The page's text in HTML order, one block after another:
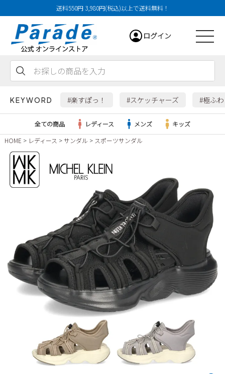
送料550円 3,980円(税込)以上で送料無料！
ログイン
KEYWORD #楽すぽっ！ #スケッチャーズ #極ふ
レディース
レインシューズ
パンプス
スニーカー
カジュアルシューズ
すべての商品
サンダル
レインシューズ
スニーカー
ビジネス・ドレスシューズ
ローファー
キッズ
すべての商品
サンダル
レインシューズ
スニーカー
NEW
すべての商品
レディース新入荷
メンズ新入荷
SALE
すべての商品
レディースSALE
雑貨
全ての商品 レディース メンズ
キッズ
HOME
レディース サンダル スポーツサンダル